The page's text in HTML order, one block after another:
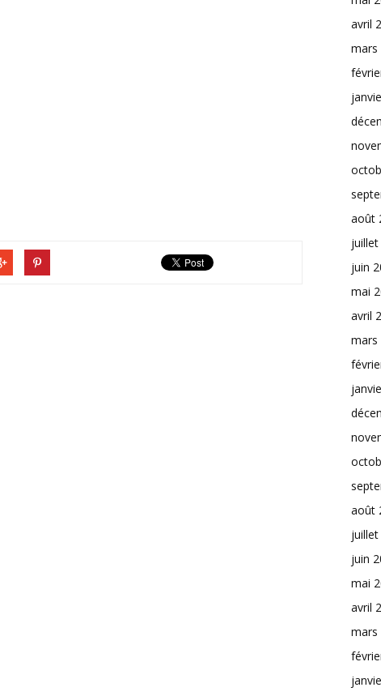
avril
mars
août
juin
mai
avril
mars
août
juin
mai
avril
mars